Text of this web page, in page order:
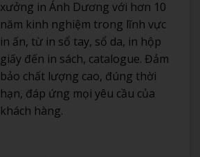
xưởng in Ánh Dương với hơn 10
năm kinh nghiệm trong lĩnh vực
in ấn, từ in sổ tay, sổ da, in hộp
giấy đến in sách, catalogue. Đảm
bảo chất lượng cao, đúng thời
hạn, đáp ứng mọi yêu cầu của
khách hàng.